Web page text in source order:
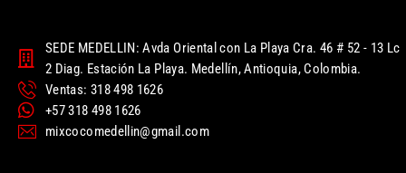
SEDE MEDELLIN: Avda Oriental con La Playa Cra. 46 # 52 - 13 Lc
2 Diag. Estación La Playa. Medellín, Antioquia, Colombia.
Ventas: 318 498 1626
+57 318 498 1626
mixcocomedellin@gmail.com